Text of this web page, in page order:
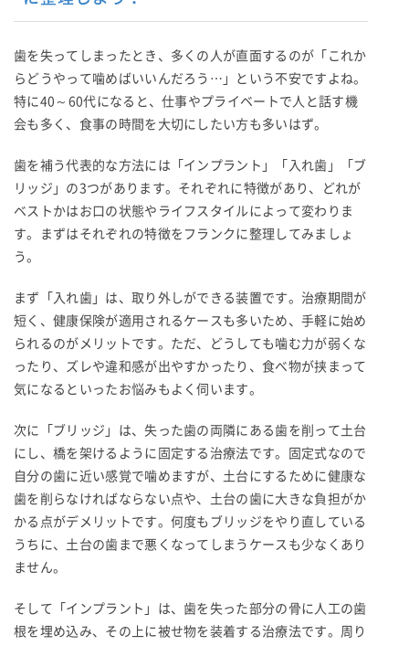
歯を失ってしまったとき、多くの人が直面するのが「これか
らどうやって噛めばいいんだろう…」という不安ですよね。
特に40～60代になると、仕事やプライベートで人と話す機
会も多く、食事の時間を大切にしたい方も多いはず。
歯を補う代表的な方法には「インプラント」「入れ歯」「ブ
リッジ」の3つがあります。それぞれに特徴があり、どれが
ベストかはお口の状態やライフスタイルによって変わりま
す。まずはそれぞれの特徴をフランクに整理してみましょ
う。
まず「入れ歯」は、取り外しができる装置です。治療期間が
短く、健康保険が適用されるケースも多いため、手軽に始め
られるのがメリットです。ただ、どうしても噛む力が弱くな
ったり、ズレや違和感が出やすかったり、食べ物が挟まって
気になるといったお悩みもよく伺います。
次に「ブリッジ」は、失った歯の両隣にある歯を削って土台
にし、橋を架けるように固定する治療法です。固定式なので
自分の歯に近い感覚で噛めますが、土台にするために健康な
歯を削らなければならない点や、土台の歯に大きな負担がか
かる点がデメリットです。何度もブリッジをやり直している
うちに、土台の歯まで悪くなってしまうケースも少なくあり
ません。
そして「インプラント」は、歯を失った部分の骨に人工の歯
根を埋め込み、その上に被せ物を装着する治療法です。周り